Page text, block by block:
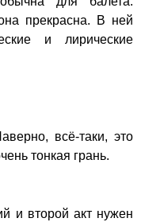
прекрасна. В ней
и лирические
всё-таки, это
тонкая грань.
и второй акт нужен